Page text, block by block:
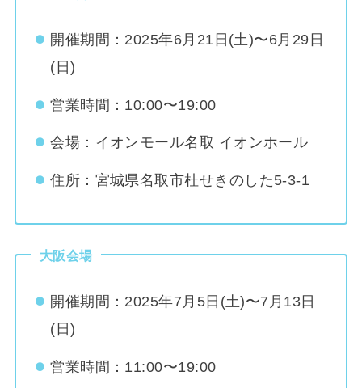
開催期間：2025年6月21日(土)〜6月29日
(日)
営業時間：10:00〜19:00
会場：イオンモール名取 イオンホール
住所：宮城県名取市杜せきのした5-3-1
大阪会場
開催期間：2025年7月5日(土)〜7月13日
(日)
営業時間：11:00〜19:00